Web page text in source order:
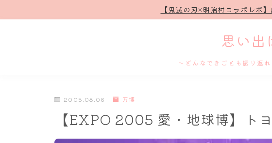
【鬼滅の刃×明治村コラボレポ
思い出
～どんなできごとも振り返
プロ
2005.08.06 万博
【EXPO 2005 愛・地球博】ト